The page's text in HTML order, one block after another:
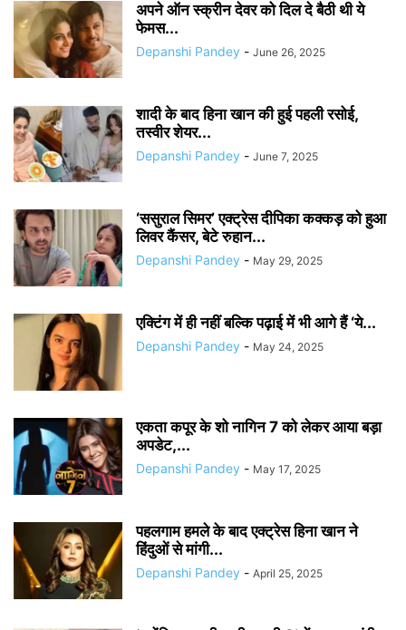
अपने ऑन स्क्रीन देवर को दिल दे बैठी थी ये
फेमस...
Depanshi Pandey - June 26, 2025
शादी के बाद हिना खान की हुई पहली रसोई,
तस्वीर शेयर...
Depanshi Pandey - June 7, 2025
‘ससुराल सिमर’ एक्ट्रेस दीपिका कक्कड़ को हुआ
लिवर कैंसर, बेटे रुहान...
Depanshi Pandey - May 29, 2025
एक्टिंग में ही नहीं बल्कि पढ़ाई में भी आगे हैं ‘ये...
Depanshi Pandey - May 24, 2025
एकता कपूर के शो नागिन 7 को लेकर आया बड़ा
अपडेट,...
Depanshi Pandey - May 17, 2025
पहलगाम हमले के बाद एक्ट्रेस हिना खान ने
हिंदुओं से मांगी...
Depanshi Pandey - April 25, 2025